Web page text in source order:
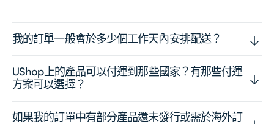
我的訂單一般會於多少個工作天內安排配送？
UShop上的產品可以付運到那些國家？有那些付運
方案可以選擇？
如果我的訂單中有部分產品還未發行或需於海外訂